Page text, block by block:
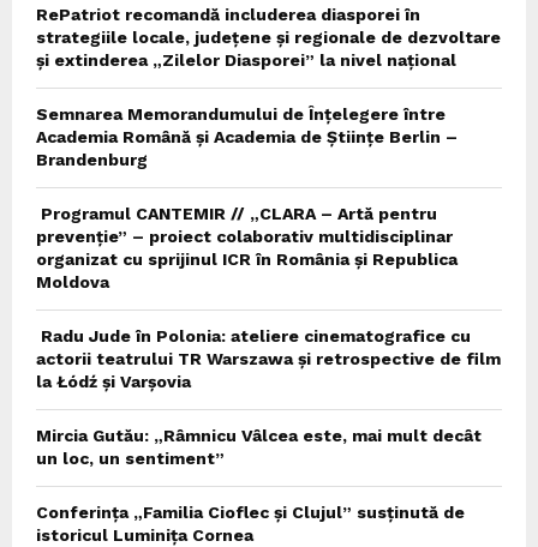
RePatriot recomandă includerea diasporei în
strategiile locale, județene și regionale de dezvoltare
și extinderea „Zilelor Diasporei” la nivel național
Semnarea Memorandumului de Înțelegere între
Academia Română și Academia de Științe Berlin –
Brandenburg
Programul CANTEMIR // „CLARA – Artă pentru
prevenție” – proiect colaborativ multidisciplinar
organizat cu sprijinul ICR în România și Republica
Moldova
Radu Jude în Polonia: ateliere cinematografice cu
actorii teatrului TR Warszawa și retrospective de film
la Łódź și Varșovia
Mircia Gutău: „Râmnicu Vâlcea este, mai mult decât
un loc, un sentiment”
Conferința „Familia Cioflec și Clujul” susținută de
istoricul Luminița Cornea